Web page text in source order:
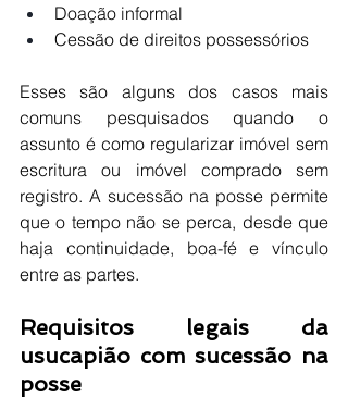
Doação informal
Cessão de direitos possessórios
Esses são alguns dos casos mais
comuns pesquisados quando o
assunto é como regularizar imóvel sem
escritura ou imóvel comprado sem
registro. A sucessão na posse permite
que o tempo não se perca, desde que
haja continuidade, boa-fé e vínculo
entre as partes.
Requisitos legais da
usucapião com sucessão na
posse